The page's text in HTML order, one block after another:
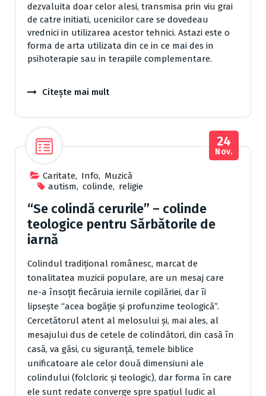
dezvaluita doar celor alesi, transmisa prin viu grai
de catre initiati, ucenicilor care se dovedeau
vrednici in utilizarea acestor tehnici. Astazi este o
forma de arta utilizata din ce in ce mai des in
psihoterapie sau in terapiile complementare.
Citește mai mult
Caritate, Info, Muzică
autism, colinde, religie
24
Nov.
“Se colindă cerurile” – colinde
teologice pentru Sărbătorile de
iarnă
Colindul tradiţional românesc, marcat de
tonalitatea muzicii populare, are un mesaj care
ne-a însoţit fiecăruia iernile copilăriei, dar îi
lipseşte “acea bogăţie şi profunzime teologică”.
Cercetătorul atent al melosului şi, mai ales, al
mesajului dus de cetele de colindători, din casă în
casă, va găsi, cu siguranţă, temele biblice
unificatoare ale celor două dimensiuni ale
colindului (folcloric şi teologic), dar forma în care
ele sunt redate converge spre spaţiul ludic al